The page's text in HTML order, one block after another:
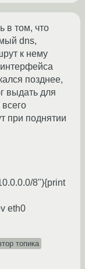
в том, что
dns,
к нему
позднее,
выдать для
при поднятии
8"){print
eth0
топика